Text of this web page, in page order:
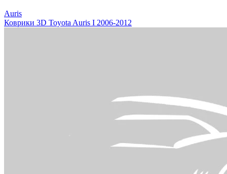
Auris
Коврики 3D Toyota Auris I 2006-2012